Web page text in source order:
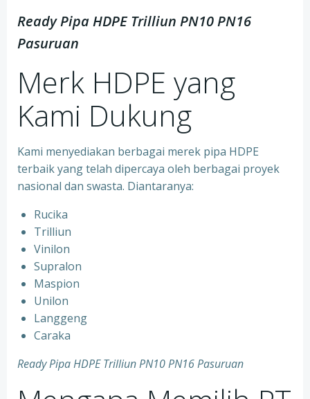
Ready Pipa HDPE Trilliun PN10 PN16
Pasuruan
Merk HDPE yang
Kami Dukung
Kami menyediakan berbagai merek pipa HDPE
terbaik yang telah dipercaya oleh berbagai proyek
nasional dan swasta. Diantaranya:
Rucika
Trilliun
Vinilon
Supralon
Maspion
Unilon
Langgeng
Caraka
Ready Pipa HDPE Trilliun PN10 PN16 Pasuruan